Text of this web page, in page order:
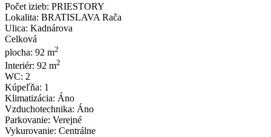
Počet izieb: PRIESTORY
Lokalita: BRATISLAVA Rača
Ulica: Kadnárova
Celková
plocha: 92 m2
Interiér: 92 m2
WC: 2
Kúpeľňa: 1
Klimatizácia: Áno
Vzduchotechnika: Áno
Parkovanie: Verejné
Vykurovanie: Centrálne